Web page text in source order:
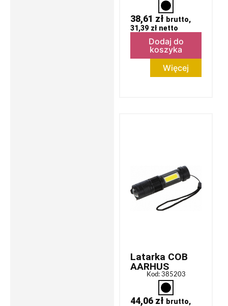
38,61 zł brutto,
31,39 złnetto
Dodaj do
koszyka
Więcej
Latarka COB
AARHUS
Kod: 385203
44,06 zł brutto,